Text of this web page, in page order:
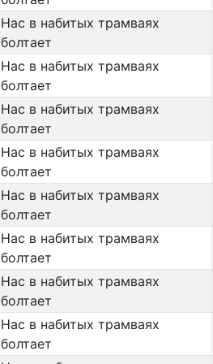
Нас в набитых трамваях
болтает
Нас в набитых трамваях
болтает
Нас в набитых трамваях
болтает
Нас в набитых трамваях
болтает
Нас в набитых трамваях
болтает
Нас в набитых трамваях
болтает
Нас в набитых трамваях
болтает
Нас в набитых трамваях
болтает